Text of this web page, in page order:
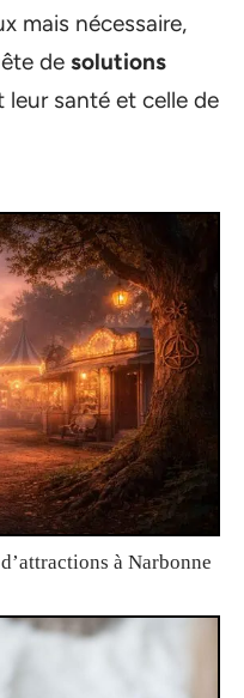
mais nécessaire,
de solutions
santé et celle de
à Narbonne